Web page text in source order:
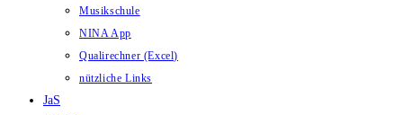
Musikschule
NINA App
Qualirechner (Excel)
nützliche Links
JaS